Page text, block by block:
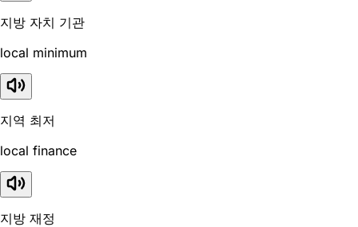
지방 자치 기관
local minimum
지역 최저
local finance
지방 재정